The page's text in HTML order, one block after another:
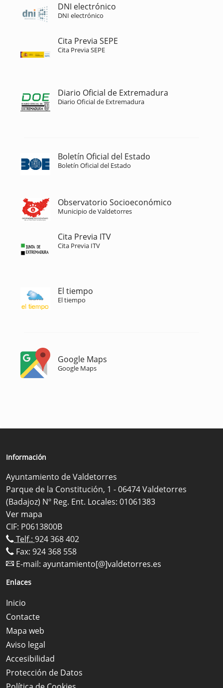
DNI electrónico
DNI electrónico
Cita Previa SEPE
Cita Previa SEPE
Diario Oficial de Extremadura
Diario Oficial de Extremadura
Boletín Oficial del Estado
Boletín Oficial del Estado
Observatorio Socioeconómico
Municipio de Valdetorres
Cita Previa ITV
Cita Previa ITV
El tiempo
El tiempo
Google Maps
Google Maps
Información
Ayuntamiento de Valdetorres
Parque de la Constitución, 1 - 06474 Valdetorres
(Badajoz) Nº Reg. Ent. Locales: 01061383
Ver mapa
CIF: P0613800B
Telf.: 924 368 402
Fax: 924 368 558
E-mail: ayuntamiento[@]valdetorres.es
Enlaces
Inicio
Contacte
Mapa web
Aviso legal
Accesibilidad
Protección de Datos